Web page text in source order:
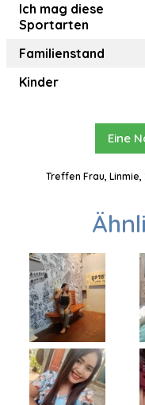
Ich mag diese
Sportarten
Familienstand
Kinder
Eine
Treffen Frau, Linmie,